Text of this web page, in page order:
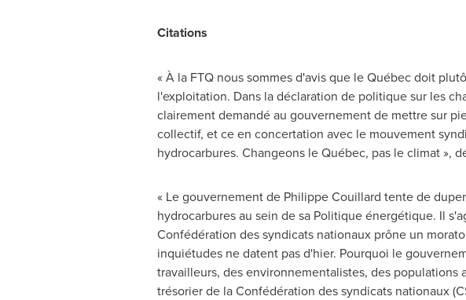
Citations
« À la FTQ nous sommes d'avis que le Québec doit
l'exploitation. Dans la déclaration de politique sur les
clairement demandé au gouvernement de mettre sur
collectif, et ce en concertation avec le mouvement
hydrocarbures. Changeons le Québec, pas le climat »,
« Le gouvernement de Philippe Couillard tente de
hydrocarbures au sein de sa Politique énergétique. Il
Confédération des syndicats nationaux prône un
inquiétudes ne datent pas d'hier. Pourquoi le
travailleurs, des environnementalistes, des
trésorier de la Confédération des syndicats nationaux